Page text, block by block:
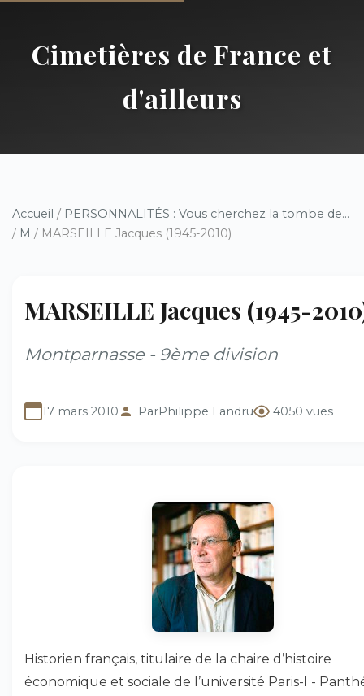
Cimetières de France et
d'ailleurs
Accueil / PERSONNALITÉS : Vous cherchez la tombe de...
/ M / MARSEILLE Jacques (1945-2010)
MARSEILLE Jacques (1945-
Montparnasse - 9ème division
17 mars 2010 ParPhilippe Landru 4050 vues
Historien français, titulaire de la chaire d’histoire
économique et sociale de l’université Paris-I -